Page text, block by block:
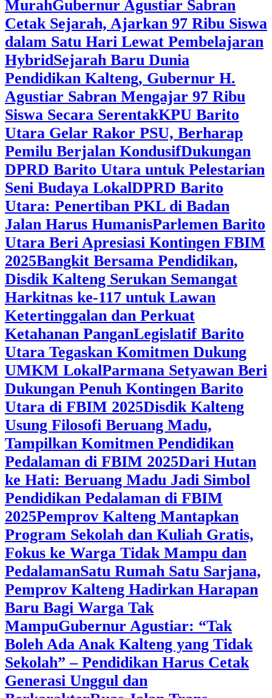
MurahGubernur Agustiar Sabran
Cetak Sejarah, Ajarkan 97 Ribu Siswa
dalam Satu Hari Lewat Pembelajaran
HybridSejarah Baru Dunia
Pendidikan Kalteng, Gubernur H.
Agustiar Sabran Mengajar 97 Ribu
Siswa Secara SerentakKPU Barito
Utara Gelar Rakor PSU, Berharap
Pemilu Berjalan KondusifDukungan
DPRD Barito Utara untuk Pelestarian
Seni Budaya LokalDPRD Barito
Utara: Penertiban PKL di Badan
Jalan Harus HumanisParlemen Barito
Utara Beri Apresiasi Kontingen FBIM
2025‎Bangkit Bersama Pendidikan,
Disdik Kalteng Serukan Semangat
Harkitnas ke-117 untuk Lawan
Ketertinggalan dan Perkuat
Ketahanan PanganLegislatif Barito
Utara Tegaskan Komitmen Dukung
UMKM LokalParmana Setyawan Beri
Dukungan Penuh Kontingen Barito
Utara di FBIM 2025Disdik Kalteng
Usung Filosofi Beruang Madu,
Tampilkan Komitmen Pendidikan
Pedalaman di FBIM 2025‎Dari Hutan
ke Hati: Beruang Madu Jadi Simbol
Pendidikan Pedalaman di FBIM
2025‎Pemprov Kalteng Mantapkan
Program Sekolah dan Kuliah Gratis,
Fokus ke Warga Tidak Mampu dan
Pedalaman‎Satu Rumah Satu Sarjana,
Pemprov Kalteng Hadirkan Harapan
Baru Bagi Warga Tak
Mampu‎Gubernur Agustiar: “Tak
Boleh Ada Anak Kalteng yang Tidak
Sekolah” – Pendidikan Harus Cetak
Generasi Unggul dan